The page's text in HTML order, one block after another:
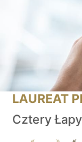
LAUREAT
Cztery